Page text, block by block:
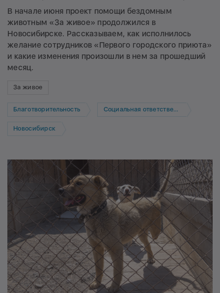
В начале июня проект помощи бездомным
животным «За живое» продолжился в
Новосибирске. Рассказываем, как исполнилось
желание сотрудников «Первого городского приюта»
и какие изменения произошли в нем за прошедший
месяц.
За живое
Благотворительность Социальная ответственность
Новосибирск